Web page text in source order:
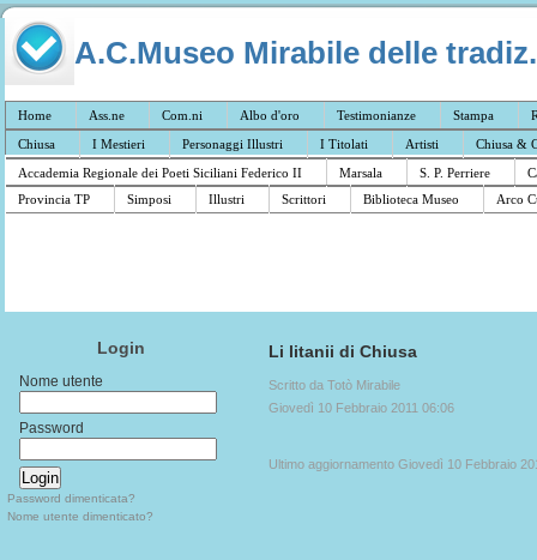
A.C.Museo Mirabile delle
Home Ass.ne Com.ni Albo d'oro Testimonianze Stampa
Chiusa
I Mestieri Personaggi Illustri I Titolati Artisti
Chiusa &
Accademia Regionale dei Poeti Siciliani Federico II
Marsala S. P. Perriere
Provincia TP
Simposi Illustri Scrittori Biblioteca Museo Arco
Login
Nome utente
Password
Password dimenticata?
Nome utente dimenticato?
Li litanii di Chiusa
Scritto da Totò Mirabile
Giovedì 10 Febbraio 2011 06:06
Ultimo aggiornamento Giovedì 10 Febbraio